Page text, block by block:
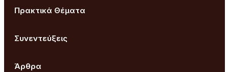
Πρακτικά Θέματα
Συνεντεύξεις
Άρθρα